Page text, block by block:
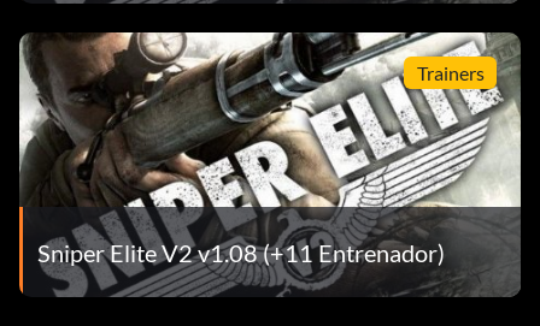
Trainers
Sniper Elite V2 v1.08 (+11 Entrenador)